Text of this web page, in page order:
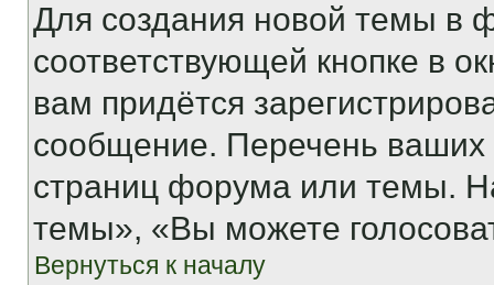
Для создания новой темы в
соответствующей кнопке в
вам придётся
сообщение. Перечень ваших
страниц форума или темы.
темы», «Вы можете
Вернуться к началу